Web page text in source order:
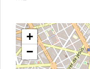
+
−